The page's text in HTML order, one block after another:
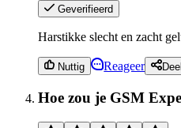
Geverifieerd
Harstikke slecht en zacht
Nuttig Reageer Deel
Hoe zou je GSM